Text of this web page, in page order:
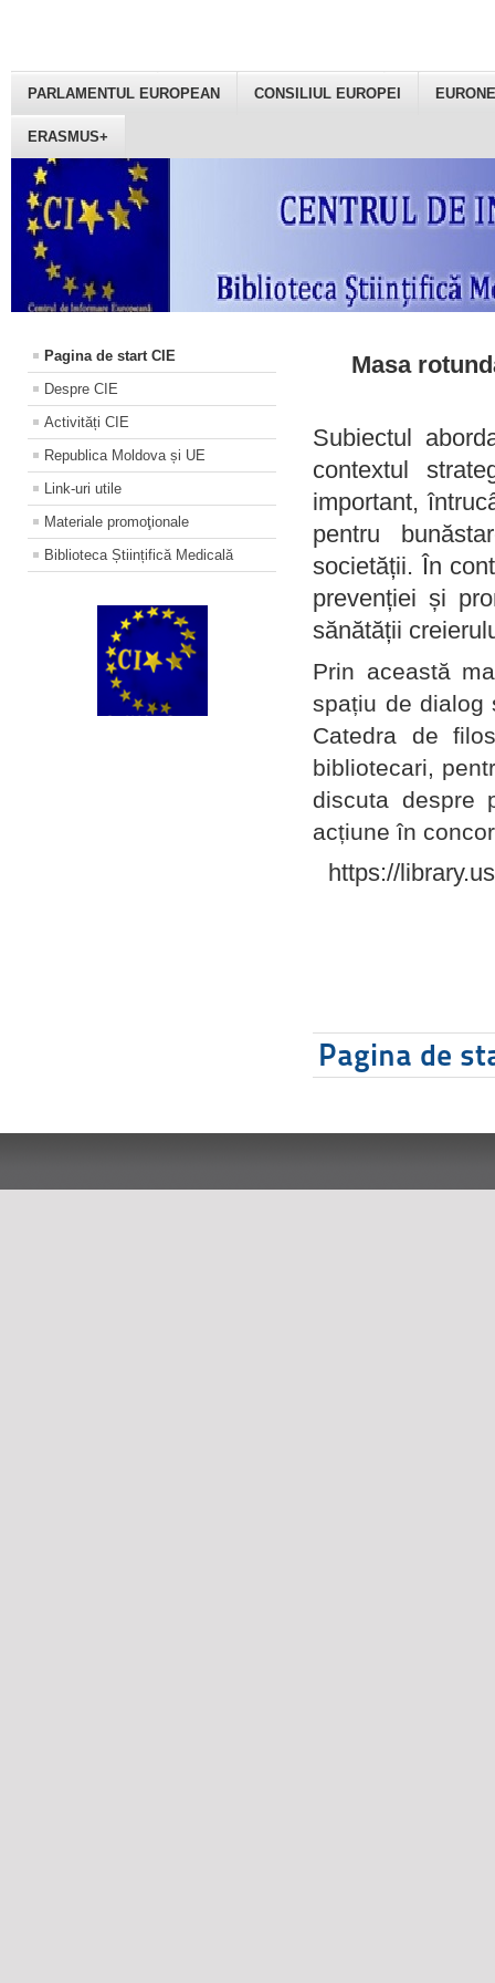
PARLAMENTUL EUROPEAN CONSILIUL EUROPEI
ERASMUS+
Pagina de start CIE
Despre CIE
Activități CIE
Republica Moldova și UE
Link-uri utile
Materiale promoţionale
Biblioteca Științifică Medicală
Masa
Subiectul
contextul
important,
pentru
societății. În
prevenției și
sănătății
Prin această
spațiu de dialog
Catedra de
bibliotecari,
discuta despre
acțiune în
https://
Pagina de